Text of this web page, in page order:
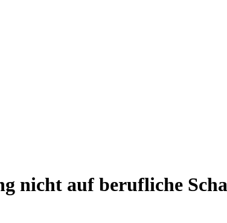
nicht auf berufliche